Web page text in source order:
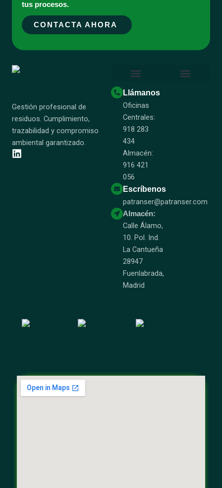
tus procesos.
CONTACTA AHORA
Gestión profesional de
residuos. Cumplimiento,
trazabilidad y compromiso
ambiental garantizado.
Llámanos
Oficinas
Centrales:
918 283
434
Almacén:
916 421
056
Escríbenos
patranser@patranser.com
Almacén:
Calle Álamo,
10. Pol. Ind.
La Cantueña
28947
Fuenlabrada,
Madrid